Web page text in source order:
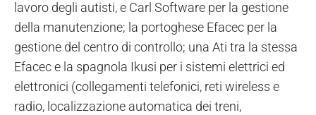
lavoro degli autisti, e Carl Software per la gestione
della manutenzione; la portoghese Efacec per la
gestione del centro di controllo; una Ati tra la stessa
Efacec e la spagnola Ikusi per i sistemi elettrici ed
elettronici (collegamenti telefonici, reti wireless e
radio, localizzazione automatica dei treni,